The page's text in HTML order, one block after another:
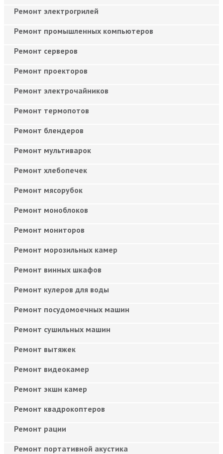
Ремонт электрогрилей
Ремонт промышленных компьютеров
Ремонт серверов
Ремонт проекторов
Ремонт электрочайников
Ремонт термопотов
Ремонт блендеров
Ремонт мультиварок
Ремонт хлебопечек
Ремонт мясорубок
Ремонт моноблоков
Ремонт мониторов
Ремонт морозильных камер
Ремонт винных шкафов
Ремонт кулеров для воды
Ремонт посудомоечных машин
Ремонт сушильных машин
Ремонт вытяжек
Ремонт видеокамер
Ремонт экшн камер
Ремонт квадрокоптеров
Ремонт рации
Ремонт портативной акустика